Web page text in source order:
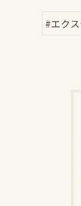
#エク